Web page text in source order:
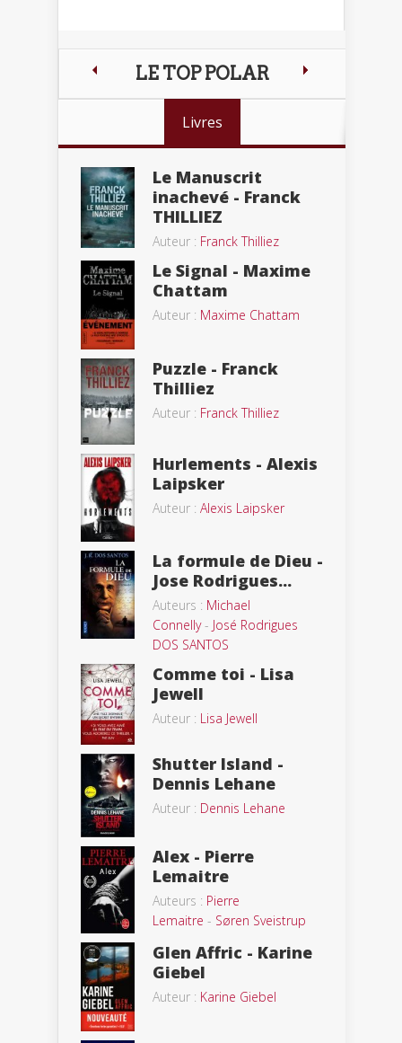
LE TOP POLAR
Livres
Le Manuscrit
inachevé - Franck
THILLIEZ
Auteur : Franck Thilliez
Le Signal - Maxime
Chattam
Auteur : Maxime Chattam
Puzzle - Franck
Thilliez
Auteur : Franck Thilliez
Hurlements - Alexis
Laipsker
Auteur : Alexis Laipsker
La formule de Dieu -
Jose Rodrigues...
Auteurs : Michael
Connelly- José Rodrigues
DOS SANTOS
Comme toi - Lisa
Jewell
Auteur : Lisa Jewell
Shutter Island -
Dennis Lehane
Auteur : Dennis Lehane
Alex - Pierre
Lemaitre
Auteurs : Pierre
Lemaitre - Søren Sveistrup
Glen Affric - Karine
Giebel
Auteur : Karine Giebel